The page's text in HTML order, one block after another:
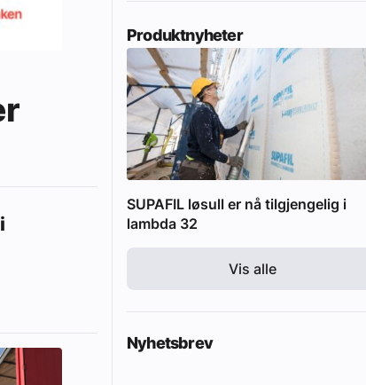
Produktnyheter
SUPAFIL løsull er nå tilgjengelig i
lambda 32
Vis alle
Nyhetsbrev